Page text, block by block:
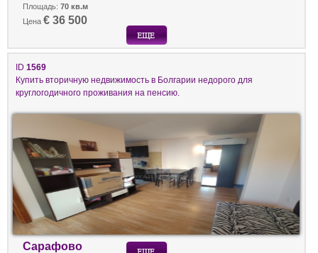
Площадь: 70 кв.м
Цена € 36 500
ID 1569
Купить вторичную недвижимость в Болгарии недорого для
круглогодичного проживания на пенсию.
Сарафово